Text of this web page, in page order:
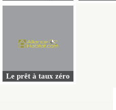
Le prêt à taux zéro